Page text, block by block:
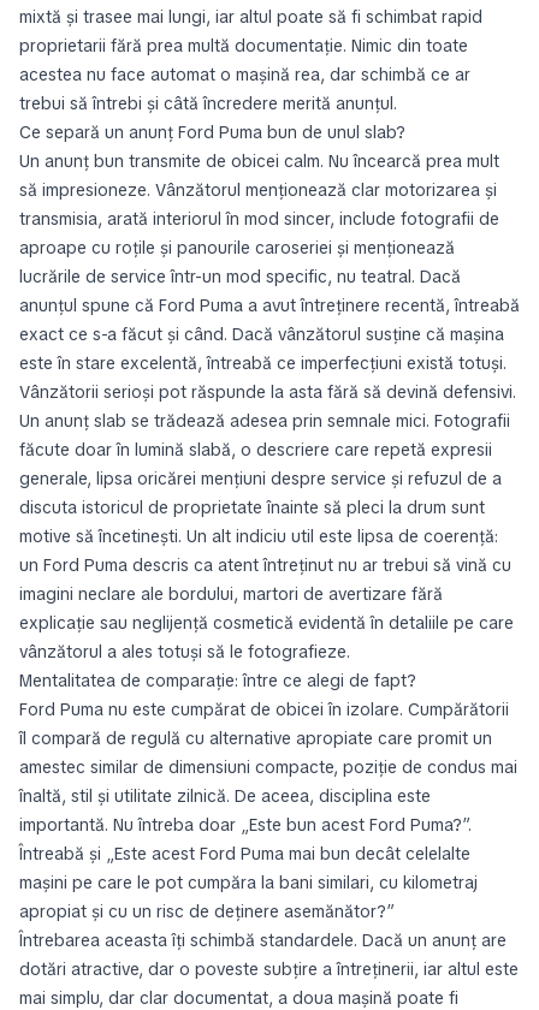
mixtă și trasee mai lungi, iar altul poate să fi schimbat rapid
proprietarii fără prea multă documentație. Nimic din toate
acestea nu face automat o mașină rea, dar schimbă ce ar
trebui să întrebi și câtă încredere merită anunțul.
Ce separă un anunț Ford Puma bun de unul slab?
Un anunț bun transmite de obicei calm. Nu încearcă prea mult
să impresioneze. Vânzătorul menționează clar motorizarea și
transmisia, arată interiorul în mod sincer, include fotografii de
aproape cu roțile și panourile caroseriei și menționează
lucrările de service într-un mod specific, nu teatral. Dacă
anunțul spune că Ford Puma a avut întreținere recentă, întreabă
exact ce s-a făcut și când. Dacă vânzătorul susține că mașina
este în stare excelentă, întreabă ce imperfecțiuni există totuși.
Vânzătorii serioși pot răspunde la asta fără să devină defensivi.
Un anunț slab se trădează adesea prin semnale mici. Fotografii
făcute doar în lumină slabă, o descriere care repetă expresii
generale, lipsa oricărei mențiuni despre service și refuzul de a
discuta istoricul de proprietate înainte să pleci la drum sunt
motive să încetinești. Un alt indiciu util este lipsa de coerență:
un Ford Puma descris ca atent întreținut nu ar trebui să vină cu
imagini neclare ale bordului, martori de avertizare fără
explicație sau neglijență cosmetică evidentă în detaliile pe care
vânzătorul a ales totuși să le fotografieze.
Mentalitatea de comparație: între ce alegi de fapt?
Ford Puma nu este cumpărat de obicei în izolare. Cumpărătorii
îl compară de regulă cu alternative apropiate care promit un
amestec similar de dimensiuni compacte, poziție de condus mai
înaltă, stil și utilitate zilnică. De aceea, disciplina este
importantă. Nu întreba doar „Este bun acest Ford Puma?”.
Întreabă și „Este acest Ford Puma mai bun decât celelalte
mașini pe care le pot cumpăra la bani similari, cu kilometraj
apropiat și cu un risc de deținere asemănător?”
Întrebarea aceasta îți schimbă standardele. Dacă un anunț are
dotări atractive, dar o poveste subțire a întreținerii, iar altul este
mai simplu, dar clar documentat, a doua mașină poate fi